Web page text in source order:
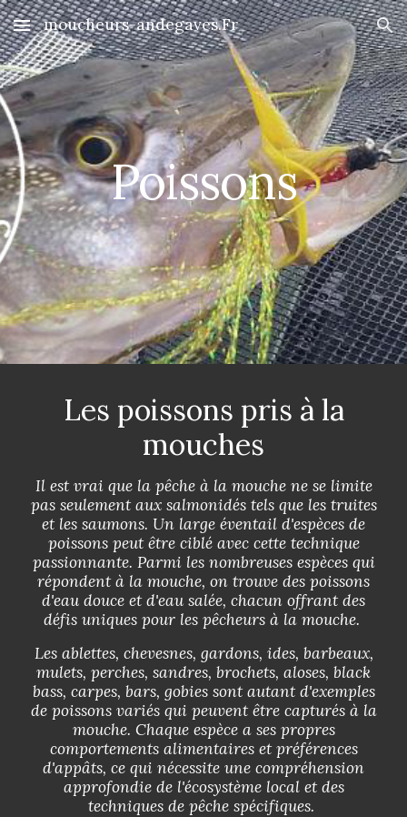
Skip to main content Skip to navigation
moucheurs-andegaves.Fr
Poissons
Les poissons pris à la
mouches
Il est vrai que la pêche à la mouche ne se limite
pas seulement aux salmonidés tels que les truites
et les saumons. Un large éventail d'espèces de
poissons peut être ciblé avec cette technique
passionnante. Parmi les nombreuses espèces qui
répondent à la mouche, on trouve des poissons
d'eau douce et d'eau salée, chacun offrant des
défis uniques pour les pêcheurs à la mouche.
Les ablettes, chevesnes, gardons, ides, barbeaux,
mulets, perches, sandres, brochets, aloses, black
bass, carpes, bars, gobies sont autant d'exemples
de poissons variés qui peuvent être capturés à la
mouche. Chaque espèce a ses propres
comportements alimentaires et préférences
d'appâts, ce qui nécessite une compréhension
approfondie de l'écosystème local et des
techniques de pêche spécifiques.